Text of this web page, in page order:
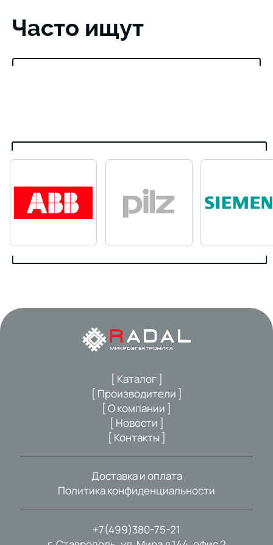
Часто ищут
+7(499)380-75-21
[ Каталог ]
[ Производители ]
[ О компании ]
[ Новости ]
[ Контакты ]
Доставка и оплата
Политика конфиденциальности